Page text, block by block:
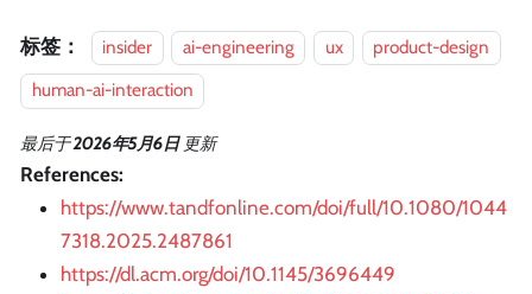
标签： insider ai-engineering ux
product-design
human-ai-interaction
最后于2026年5月6日 更新
References:
https://www.tandfonline.com/doi/full/10.1080/1044
7318.2025.2487861
https://dl.acm.org/doi/10.1145/3696449